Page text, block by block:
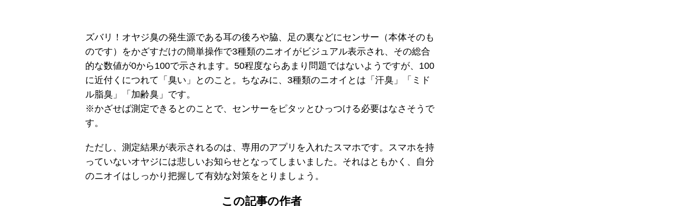
ズバリ！オヤジ臭の発生源である耳の後ろや脇、足の裏などにセンサー（本体そのも
のです）をかざすだけの簡単操作で3種類のニオイがビジュアル表示され、その総合
的な数値が0から100で示されます。50程度ならあまり問題ではないようですが、100
に近付くにつれて「臭い」とのこと。ちなみに、3種類のニオイとは「汗臭」「ミド
ル脂臭」「加齢臭」です。
※かざせば測定できるとのことで、センサーをピタッとひっつける必要はなさそうで
す。
ただし、測定結果が表示されるのは、専用のアプリを入れたスマホです。スマホを持
っていないオヤジには悲しいお知らせとなってしまいました。それはともかく、自分
のニオイはしっかり把握して有効な対策をとりましょう。
この記事の作者